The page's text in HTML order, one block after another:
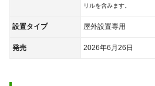
リルを含みます。
設置タイプ 屋外設置専用
発売 2026年6月26日